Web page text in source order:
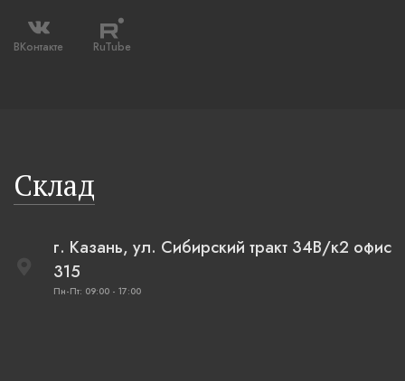
ВКонтакте RuTube
Склад
г. Казань, ул. Сибирский тракт 34В/к2 офис
315
Пн-Пт: 09:00 - 17:00